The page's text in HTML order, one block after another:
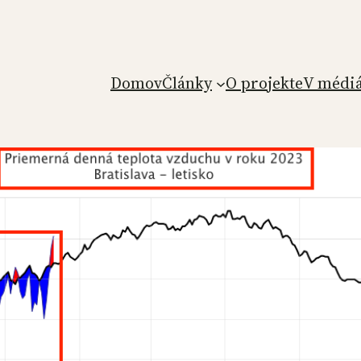
DomovČlánky O projekteV